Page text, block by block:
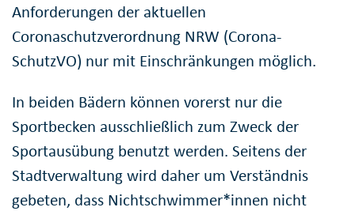
Anforderungen der aktuellen
Coronaschutzverordnung NRW (Corona-
SchutzVO) nur mit Einschränkungen möglich.
In beiden Bädern können vorerst nur die
Sportbecken ausschließlich zum Zweck der
Sportausübung benutzt werden. Seitens der
Stadtverwaltung wird daher um Verständnis
gebeten, dass Nichtschwimmer*innen nicht